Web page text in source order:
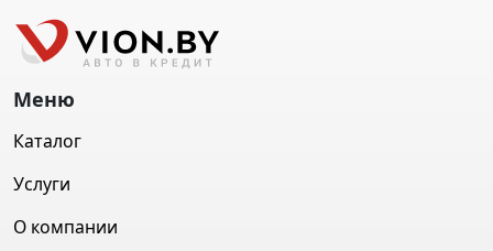
Меню
Каталог
Услуги
О компании